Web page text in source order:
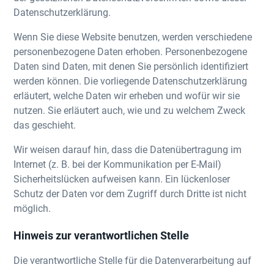
Datenschutzerklärung.
Wenn Sie diese Website benutzen, werden verschiedene
personenbezogene Daten erhoben. Personenbezogene
Daten sind Daten, mit denen Sie persönlich identifiziert
werden können. Die vorliegende Datenschutzerklärung
erläutert, welche Daten wir erheben und wofür wir sie
nutzen. Sie erläutert auch, wie und zu welchem Zweck
das geschieht.
Wir weisen darauf hin, dass die Datenübertragung im
Internet (z. B. bei der Kommunikation per E-Mail)
Sicherheitslücken aufweisen kann. Ein lückenloser
Schutz der Daten vor dem Zugriff durch Dritte ist nicht
möglich.
Hinweis zur verantwortlichen Stelle
Die verantwortliche Stelle für die Datenverarbeitung auf